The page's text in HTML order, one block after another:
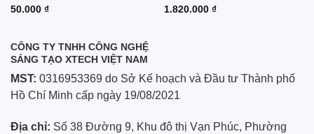
50.000 ₫ 1.820.000 ₫
CÔNG TY TNHH CÔNG NGHỆ
SÁNG TẠO XTECH VIỆT NAM
MST: 0316953369 do Sở Kế hoạch và Đầu tư Thành phố
Hồ Chí Minh cấp ngày 19/08/2021
Địa chỉ: Số 38 Đường 9, Khu đô thị Vạn Phúc, Phường